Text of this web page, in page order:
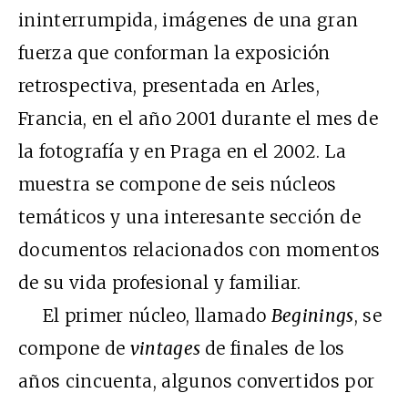
ininterrumpida, imágenes de una gran
fuerza que conforman la exposición
retrospectiva, presentada en Arles,
Francia, en el año 2001 durante el mes de
la fotografía y en Praga en el 2002. La
muestra se compone de seis núcleos
temáticos y una interesante sección de
documentos relacionados con momentos
de su vida profesional y familiar.
El primer núcleo, llamado Beginings, se
compone de vintages de finales de los
años cincuenta, algunos convertidos por